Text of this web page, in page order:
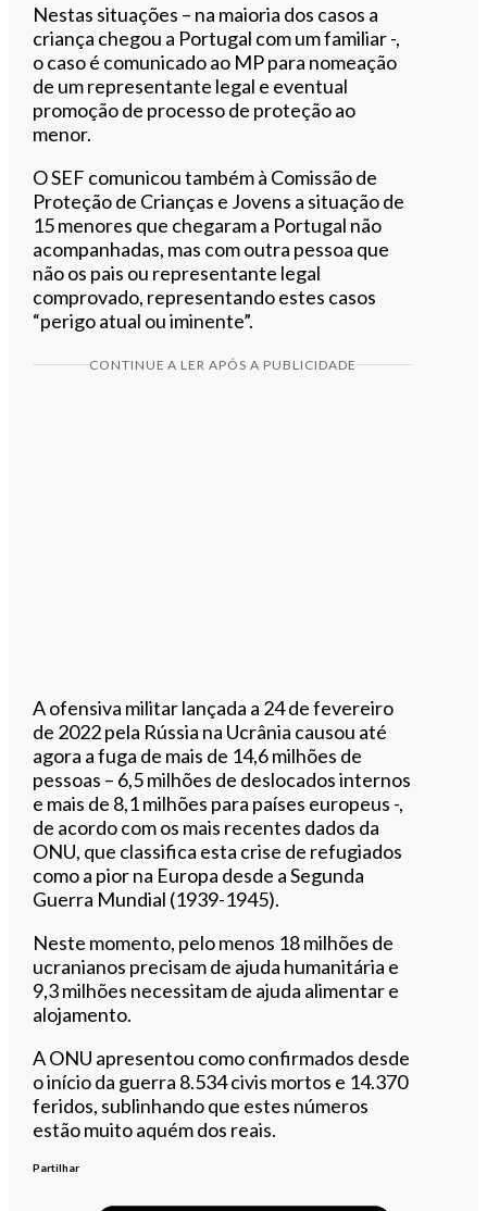
Nestas situações – na maioria dos casos a
criança chegou a Portugal com um familiar -,
o caso é comunicado ao MP para nomeação
de um representante legal e eventual
promoção de processo de proteção ao
menor.
O SEF comunicou também à Comissão de
Proteção de Crianças e Jovens a situação de
15 menores que chegaram a Portugal não
acompanhadas, mas com outra pessoa que
não os pais ou representante legal
comprovado, representando estes casos
“perigo atual ou iminente”.
CONTINUE A LER APÓS A PUBLICIDADE
A ofensiva militar lançada a 24 de fevereiro
de 2022 pela Rússia na Ucrânia causou até
agora a fuga de mais de 14,6 milhões de
pessoas – 6,5 milhões de deslocados internos
e mais de 8,1 milhões para países europeus -,
de acordo com os mais recentes dados da
ONU, que classifica esta crise de refugiados
como a pior na Europa desde a Segunda
Guerra Mundial (1939-1945).
Neste momento, pelo menos 18 milhões de
ucranianos precisam de ajuda humanitária e
9,3 milhões necessitam de ajuda alimentar e
alojamento.
A ONU apresentou como confirmados desde
o início da guerra 8.534 civis mortos e 14.370
feridos, sublinhando que estes números
estão muito aquém dos reais.
Partilhar